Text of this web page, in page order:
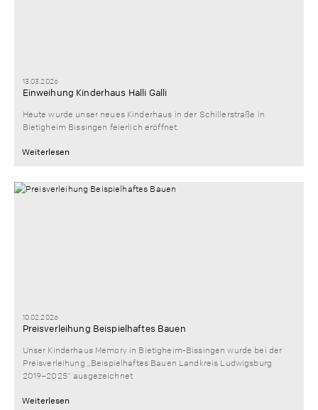
13.03.2026
Einweihung Kinderhaus Halli Galli
Heute wurde unser neues Kinderhaus in der Schillerstraße in
Bietigheim Bissingen feierlich eröffnet.
Weiterlesen
10.02.2026
Preisverleihung Beispielhaftes Bauen
Unser Kinderhaus Memory in Bietigheim-Bissingen wurde bei der
Preisverleihung „Beispielhaftes Bauen Landkreis Ludwigsburg
2019–2025“ ausgezeichnet
Weiterlesen